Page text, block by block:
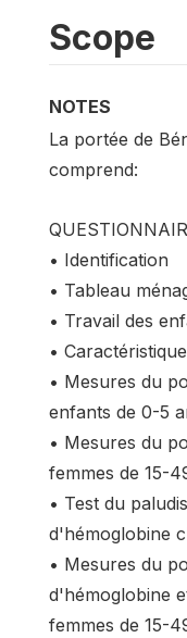
Scope
NOTES
La portée de
comprend:
• Identification
• Tableau
• Travail des
•
• Mesures du
enfants de 0-5
• Mesures du
femmes de 15-
• Test du
d'hémoglobine
• Mesures du
d'hémoglobine
femmes de 15-